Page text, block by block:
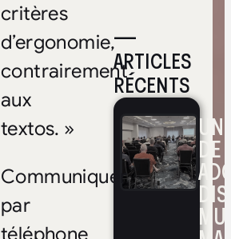
—
ARTICLES
RÉCENTS
DE
critères
d’ergonomie,
contrairement
aux
textos. »
Communiquer
par
téléphone